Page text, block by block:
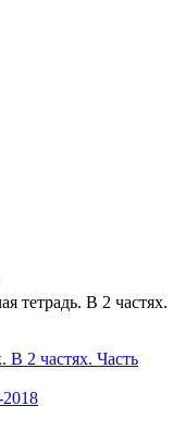
тетрадь. В 2 частях.
В 2 частях. Часть